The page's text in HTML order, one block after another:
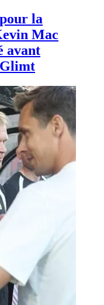
la
Mac
avant